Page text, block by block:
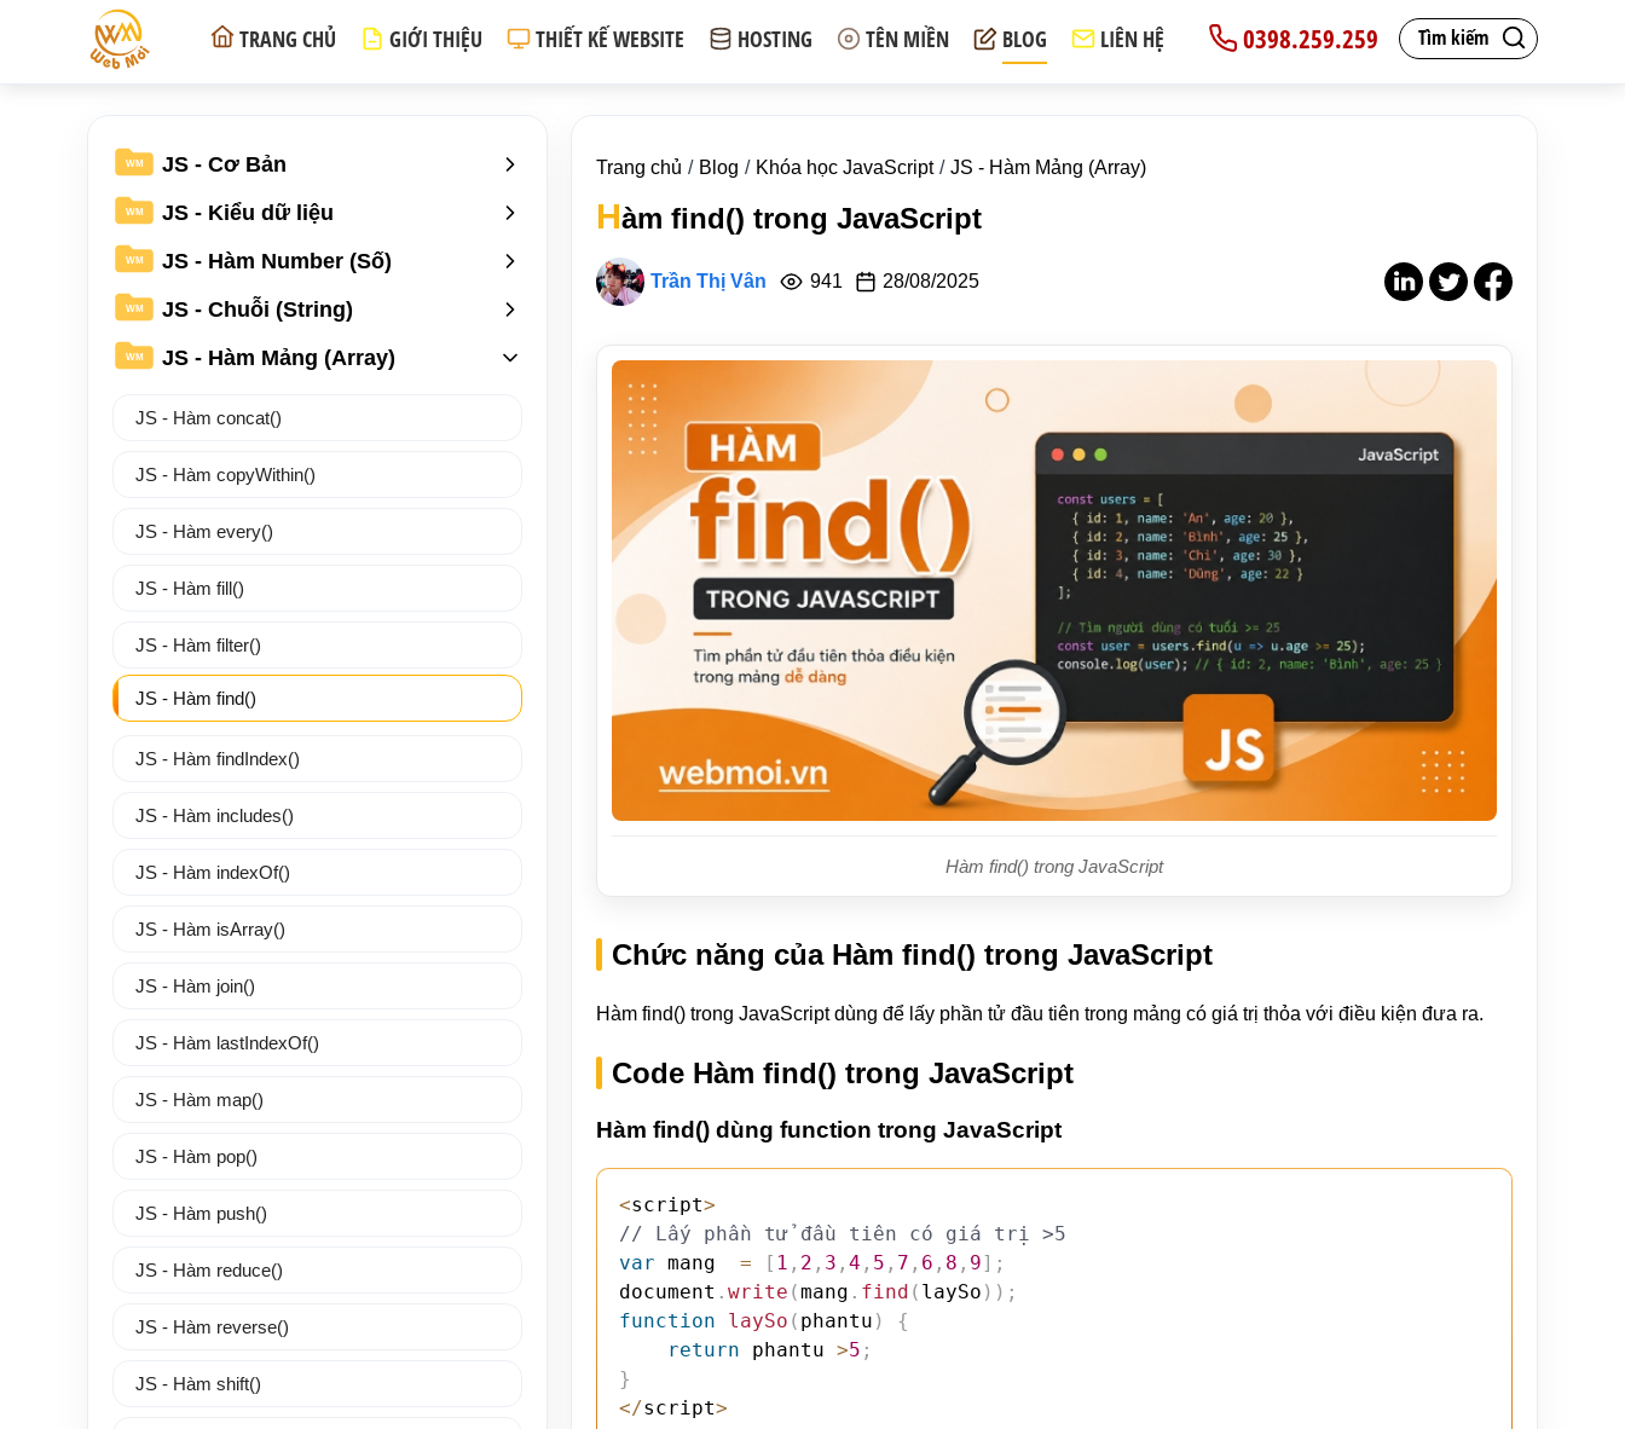
Tìm kiếm
0398.259.259
TRANG CHỦ GIỚI THIỆU THIẾT KẾ WEBSITE HOSTING TÊN MIỀN BLOG LIÊN HỆ
Trang chủ Blog Khóa học JavaScript JS - Hàm Mảng (Array)
Hàm find() trong JavaScript
Trần Thị Vân 941 28/08/2025
Hàm find() trong JavaScript
Chức năng của Hàm find() trong JavaScript
Hàm find() trong JavaScript dùng để lấy phần tử đầu tiên trong mảng có giá trị thỏa với điều kiện đưa ra.
Code Hàm find() trong JavaScript
Hàm find() dùng function trong JavaScript
<script>
// Lấy phần tử đầu tiên có giá trị >5
var mang = [ 1 , 2 , 3 , 4 , 5 , 7 , 6 , 8 , 9] ;
document . write (mang . find ( laySo ) ) ;
function
laySo ( phantu )
{
return phantu >5 ;
}
</script>
WM JS - Cơ Bản
WM JS - Kiểu dữ liệu
WM JS - Hàm Number (Số)
WM JS - Chuỗi (String)
WM JS - Hàm Mảng (Array)
JS - Hàm concat()
JS - Hàm copyWithin()
JS - Hàm every()
JS - Hàm fill()
JS - Hàm filter()
JS - Hàm find()
JS - Hàm findIndex()
JS - Hàm includes()
JS - Hàm indexOf()
JS - Hàm isArray()
JS - Hàm join()
JS - Hàm lastIndexOf()
JS - Hàm map()
JS - Hàm pop()
JS - Hàm push()
JS - Hàm reduce()
JS - Hàm reverse()
JS - Hàm shift()